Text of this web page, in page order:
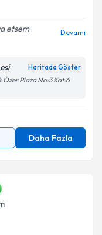
etsem
Devamı
Haritada Göster
Plaza No:3 Kat:6
Daha Fazla